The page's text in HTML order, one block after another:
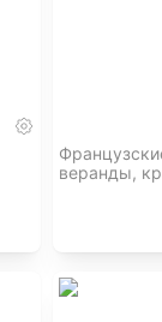
веранды,